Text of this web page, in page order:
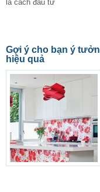
là cách đầu tư
Gợi ý cho bạn ý
hiệu quả